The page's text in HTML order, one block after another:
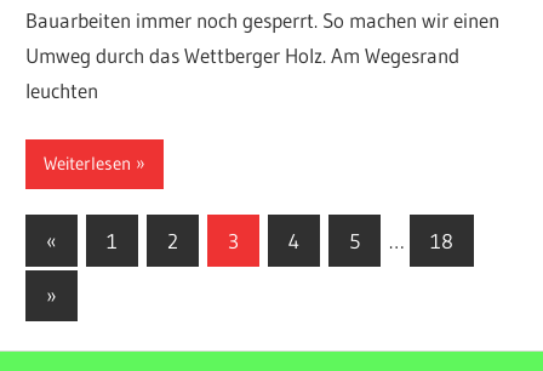
Bauarbeiten immer noch gesperrt. So machen wir einen
Umweg durch das Wettberger Holz. Am Wegesrand
leuchten
Weiterlesen
Seitennummerierung
der
Beiträge
« Vorherige
Beiträge
1 2 3 4 5 … 18
Nächste
Beiträge
»